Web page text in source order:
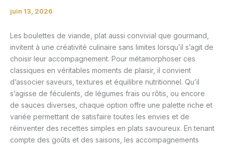
juin 13, 2026
Les boulettes de viande, plat aussi convivial que gourmand,
invitent à une créativité culinaire sans limites lorsqu’il s’agit de
choisir leur accompagnement. Pour métamorphoser ces
classiques en véritables moments de plaisir, il convient
d’associer saveurs, textures et équilibre nutritionnel. Qu’il
s’agisse de féculents, de légumes frais ou rôtis, ou encore
de sauces diverses, chaque option offre une palette riche et
variée permettant de satisfaire toutes les envies et de
réinventer des recettes simples en plats savoureux. En tenant
compte des goûts et des saisons, les accompagnements